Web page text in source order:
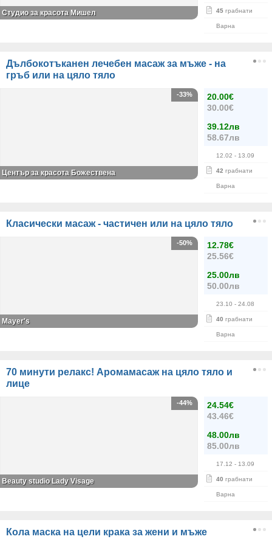
45 грабнати
Варна
Студио за красота Мишел
Дълбокотъканен лечебен масаж за мъже - на
гръб или на цяло тяло
20.00€
30.00€
39.12лв
58.67лв
12.02 - 13.09
42 грабнати
Варна
-33%
Център за красота Божествена
Класически масаж - частичен или на цяло тяло
12.78€
25.56€
25.00лв
50.00лв
23.10 - 24.08
40 грабнати
Варна
-50%
Mayer's
70 минути релакс! Аромамасаж на цяло тяло и
лице
24.54€
43.46€
48.00лв
85.00лв
17.12 - 13.09
40 грабнати
Варна
-44%
Beauty studio Lady Visage
Кола маска на цели крака за жени и мъже